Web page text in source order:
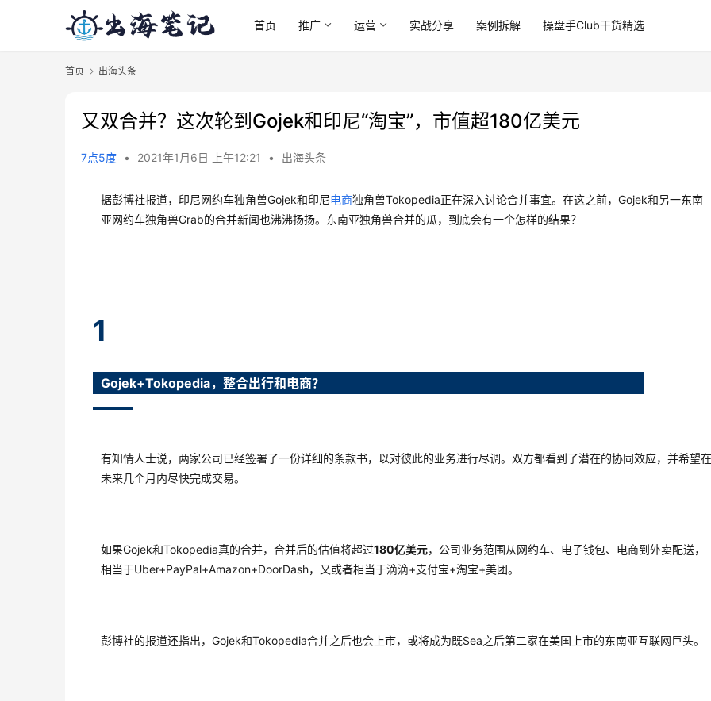
首页 推广 运营 实战分享 案例拆解 操盘手Club干货精选
首页 出海头条
又双合并？这次轮到Gojek和印尼“淘宝”，市值超180亿美元
7点5度 • 2021年1月6日 上午12:21 • 出海头条
据彭博社报道，印尼网约车独角兽Gojek和印尼电商独角兽Tokopedia正在深入讨论合并事宜。在这之前，Gojek和另一东南
亚网约车独角兽Grab的合并新闻也沸沸扬扬。东南亚独角兽合并的瓜，到底会有一个怎样的结果？
1
Gojek+Tokopedia，整合出行和电商？
有知情人士说，两家公司已经签署了一份详细的条款书，以对彼此的业务进行尽调。双方都看到了潜在的协同效应，并希望在
未来几个月内尽快完成交易。
如果Gojek和Tokopedia真的合并，合并后的估值将超过180亿美元，公司业务范围从网约车、电子钱包、电商到外卖配送，
相当于Uber+PayPal+Amazon+DoorDash，又或者相当于滴滴+支付宝+淘宝+美团。
彭博社的报道还指出，Gojek和Tokopedia合并之后也会上市，或将成为既Sea之后第二家在美国上市的东南亚互联网巨头。